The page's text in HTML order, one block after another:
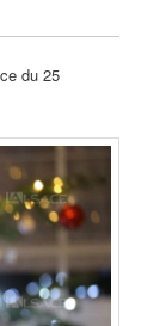
du 25